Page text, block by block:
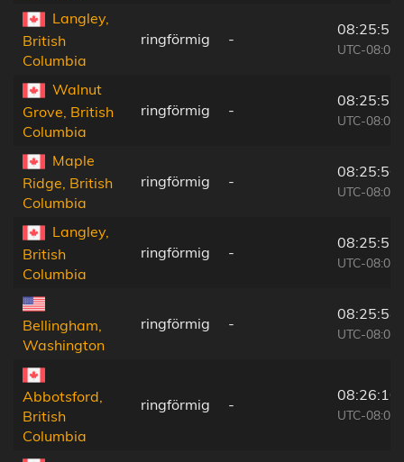
Langley,
British
Columbia
ringförmig -
08:25:51
UTC-08:00
Walnut
Grove, British
Columbia
ringförmig -
08:25:53
UTC-08:00
Maple
Ridge, British
Columbia
ringförmig -
08:25:56
UTC-08:00
Langley,
British
Columbia
ringförmig -
08:25:55
UTC-08:00
Bellingham,
Washington
ringförmig -
08:25:54
UTC-08:00
Abbotsford,
British
Columbia
ringförmig -
08:26:10
UTC-08:00